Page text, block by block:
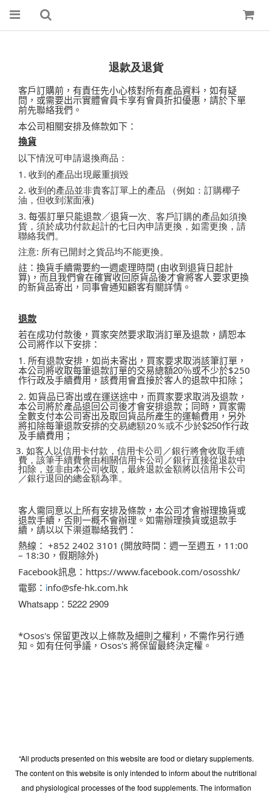
退款及退貨
客戶訂購前，有責任先小心核對所有產品資料 ，如有疑
問，或需要出示實體會員卡享有會員折扣優惠，請於下單
前先聯絡我們。
本公司相關安排及條款如下：
換貨
以下情況可申請退換商品：
1. 收到的產品出現嚴重損毀
2. 收到的產品並非貴客訂單上的產品 （例如：訂購椰子
油，但收到潔面液)
3. 每張訂單只能退款／退貨一次、客戶訂購的產品如須換
貨，須於成功付款起計的七日內申請更換，如需更換，請
聯絡我們。
注意: 所有已開封之貨品均不能更換。
註：換貨手續需要約一週處理時間 (由收到退貨日起計
算) ，而且我們會在確實收回原貨品後才會將客人要求更換
的新貨品寄出，同事會通知顧客有關詳情。
退款
若在成功付款後，買家突然要求取消訂單及退款，請恕本
公司將作以下安排：
1. 所有退款安排， 如尚未寄出，買家要求取消該筆訂單，
本公司將收取每筆退款訂單的交易總額20％或不少於$250
作行政及手續費用，該費用會直接於客人的退款中扣除；
2. 如貨品已寄出或在運送途中，而買家要求取消及退款，
本公司將於產品退回公司後才會安排退款；同時，買家需
全數支付本公司寄出及取回貨品所產生的運輸費用，另外
將扣除每筆退款安排的交易總額20％或不少於$250作行政
及手續費用；
3. 如客人以信用卡付款，信用卡公司／銀行將會收取手續
費，該筆手續費會由相關信用卡公司／銀行直接從退款中
扣除，並非由本公司收取，最終退款金額將以信用卡公司
／銀行退回的總金額為準。
客人需同意以上所有安排及條款，本公司才會辦理換貨或
退款手續，否則一概不會辦理。如需辦理換貨或退款手
續，請以以下渠道聯絡我們：
熱線： +852 2402 3101 (開放時間：週一至週五， 11:00
– 18:30 ，假期除外)
Facebook訊息 ： https://www.facebook.com/ososshk/
電郵： info@sfe-hk.com.hk
Whatsapp ：5222 2909
*Osos's 保留更改以上條款及細則之權利，不需作另行通
知。如有任何爭議， Osos's 將保留最終決定權。
“All products presented on this website are food or dietary supplements.
The content on this website is only intended to inform about the nutritional
and physiological processes of the food supplements. The information